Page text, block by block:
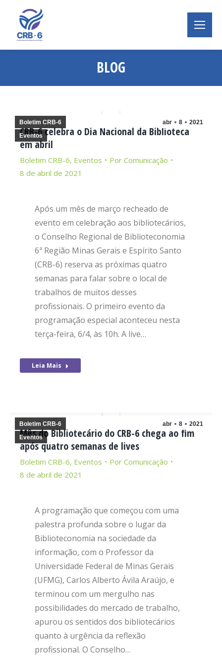
BLOG
Você está aqui:
abr 8 2021
Boletim CRB-6
Eventos
CRB-6 celebra o Dia Nacional da Biblioteca
em abril
Boletim CRB-6, Eventos Por Comunicação
8 de abril de 2021
Após um mês de março recheado de
evento em celebração aos bibliotecários,
o Conselho Regional de Biblioteconomia
6ª Região Minas Gerais e Espírito Santo
(CRB-6) reserva as próximas quatro
semanas para falar sobre o local de
trabalhos de muitos desses
profissionais. O primeiro evento da
programação especial aconteceu nesta
terça-feira, 6/4, às 10h. A live…
Leia Mais
abr 8 2021
Boletim CRB-6
Eventos
Mês do Bibliotecário do CRB-6 chega ao fim
após quatro semanas de lives
Boletim CRB-6, Eventos Por Comunicação
8 de abril de 2021
A programação que começou com uma
palestra profunda sobre o lugar da
Biblioteconomia na sociedade da
informação, com o Professor da
Universidade Federal de Minas Gerais
(UFMG), Carlos Alberto Ávila Araújo, e
terminou com um mergulho nas
possibilidades do mercado de trabalho,
apurou os sentidos dos bibliotecários
quanto à urgência da reflexão
profissional. O Conselho…